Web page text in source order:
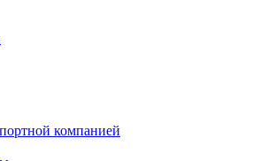
компанией